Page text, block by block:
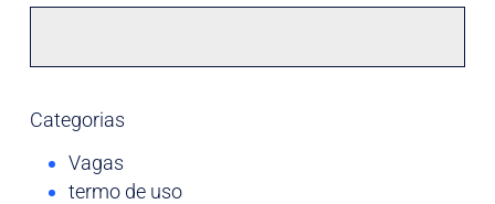
Categorias
Vagas
termo de uso